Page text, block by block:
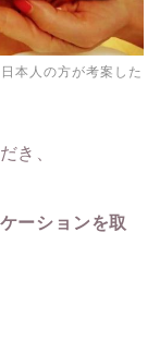
本人の方が考案した
き、
ーションを取